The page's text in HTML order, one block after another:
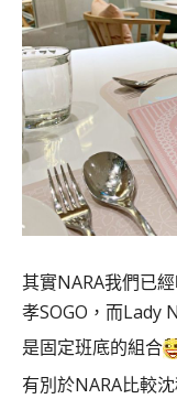
其實NARA我們已
孝SOGO，而Lady
是固定班底的組合
有別於NARA比較